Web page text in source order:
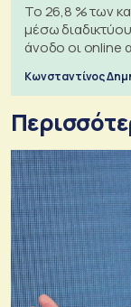
Το 26,8 % των
μέσω
άνοδο οι online
Κωνσταντίνος